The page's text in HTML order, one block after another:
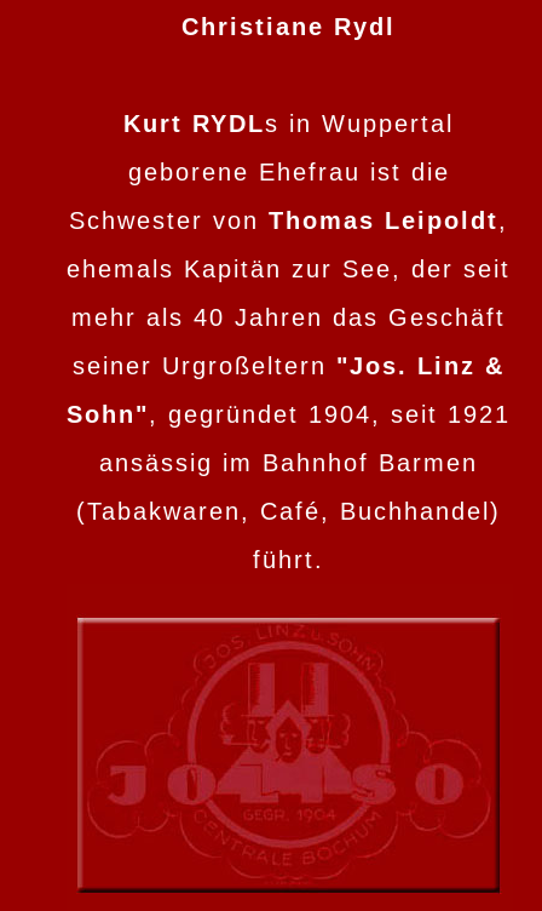
Christiane Rydl
Kurt RYDLs in Wuppertal
geborene Ehefrau ist die
Schwester vonThomas Leipoldt,
ehemals Kapitän zur See, der seit
mehr als 40 Jahren das Geschäft
seiner Urgroßeltern "Jos. Linz &
Sohn", gegründet 1904, seit 1921
ansässig im Bahnhof Barmen
(Tabakwaren, Café, Buchhandel)
führt.